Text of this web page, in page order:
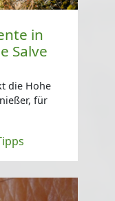
in
Salve
die Hohe
für